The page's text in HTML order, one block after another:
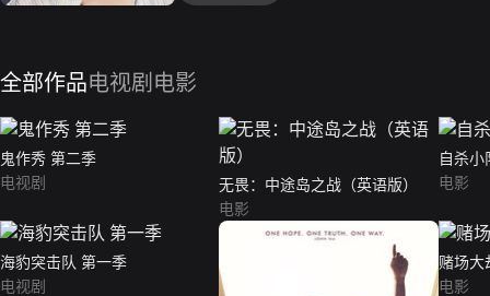
全部作品电视剧 电影
鬼作秀 第二季
电视剧
无畏：中途岛之战（英语版）
电影
自杀小
电影
海豹突击队 第一季
电视剧
赌场大
电影